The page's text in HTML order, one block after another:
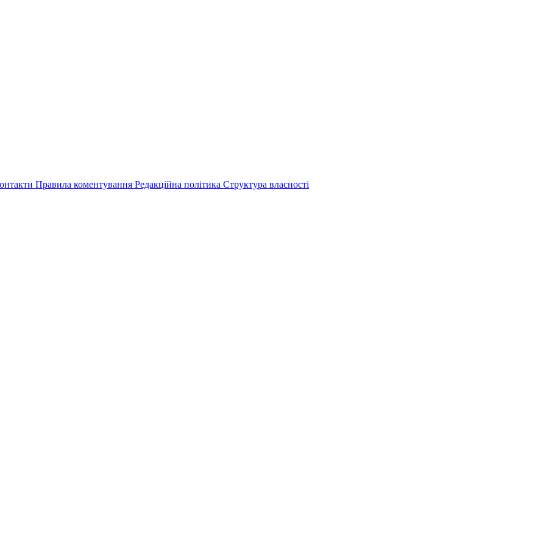
Правила коментування Редакційна політика Структура власності